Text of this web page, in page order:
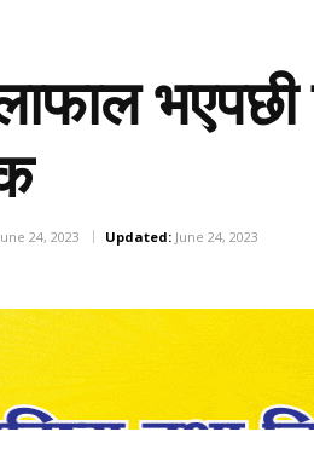
भएपछी
24, 2023 Updated: June 24, 2023